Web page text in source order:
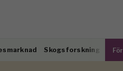
Skogsforskning